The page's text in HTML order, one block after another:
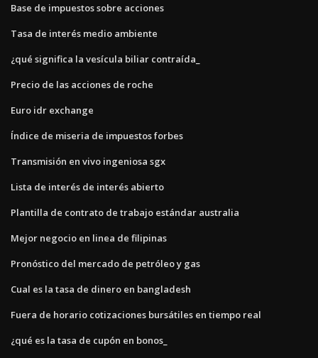
Base de impuestos sobre acciones
Tasa de interés medio ambiente
¿qué significa la vesícula biliar contraída_
Precio de las acciones de roche
Euro idr exchange
Índice de miseria de impuestos forbes
Transmisión en vivo ingeniosa sgx
Lista de interés de interés abierto
Plantilla de contrato de trabajo estándar australia
Mejor negocio en linea de filipinas
Pronóstico del mercado de petróleo y gas
Cual es la tasa de dinero en bangladesh
Fuera de horario cotizaciones bursátiles en tiempo real
¿qué es la tasa de cupón en bonos_